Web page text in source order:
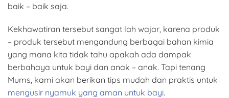
baik – baik saja.
Kekhawatiran tersebut sangat lah wajar, karena produk
– produk tersebut mengandung berbagai bahan kimia
yang mana kita tidak tahu apakah ada dampak
berbahaya untuk bayi dan anak – anak. Tapi tenang
Mums, kami akan berikan tips mudah dan praktis untuk
mengusir nyamuk yang aman untuk bayi.